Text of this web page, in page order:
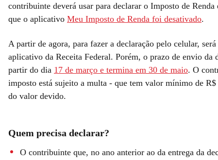
contribuinte deverá usar para declarar o Imposto de
que o aplicativo Meu Imposto de Renda foi desativado.
A partir de agora, para fazer a declaração pelo celular,
aplicativo da Receita Federal. Porém, o prazo de envio da
partir do dia 17 de março e termina em 30 de maio. O
imposto está sujeito a multa - que tem valor mínimo de
do valor devido.
Quem precisa declarar?
O contribuinte que, no ano anterior ao da entrega da